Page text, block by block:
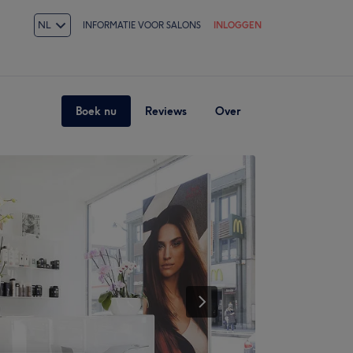
NL INFORMATIE VOOR SALONS INLOGGEN
Boek nu Reviews Over